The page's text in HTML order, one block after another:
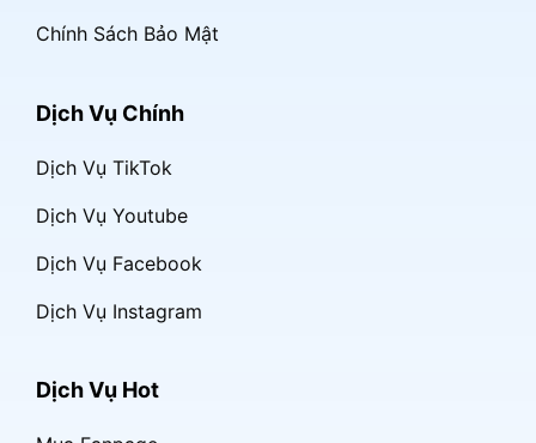
Chính Sách Bảo Mật
Dịch Vụ Chính
Dịch Vụ TikTok
Dịch Vụ Youtube
Dịch Vụ Facebook
Dịch Vụ Instagram
Dịch Vụ Hot